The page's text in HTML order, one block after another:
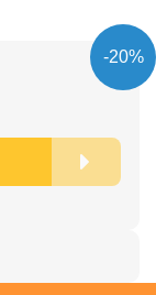
-20%